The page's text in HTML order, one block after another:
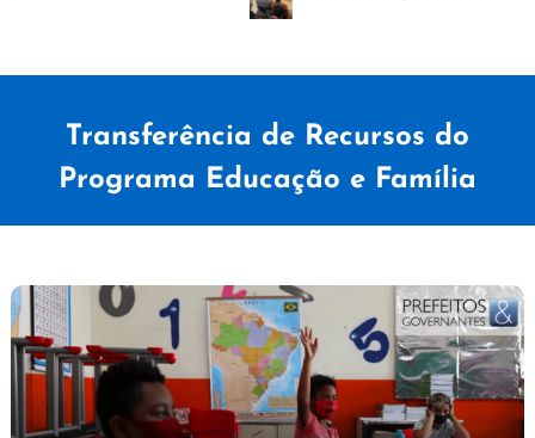
Transferência de Recursos do
Programa Educação e Família